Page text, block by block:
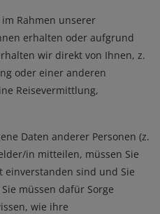
Rahmen unserer
erhalten oder aufgrund
wir direkt von Ihnen, z.
oder einer anderen
Reisevermittlung,
Daten anderer Personen (z.
in mitteilen, müssen Sie
einverstanden sind und Sie
müssen dafür Sorge
wie ihre